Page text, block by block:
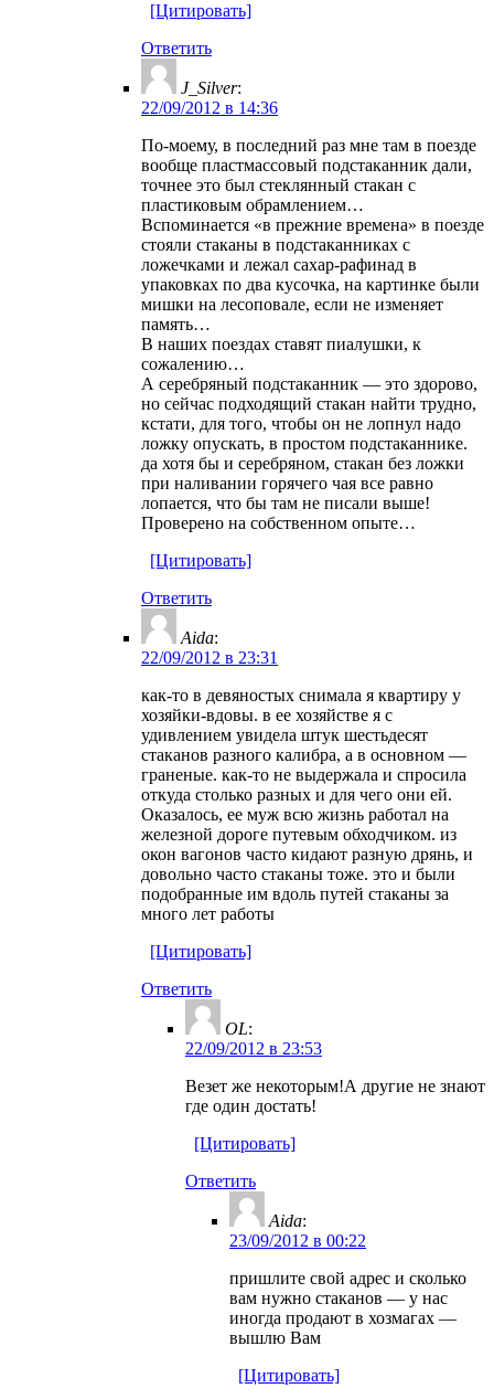
[Цитировать]
Ответить
J_Silver:
22/09/2012 в 14:36
По-моему, в последний раз мне там в поезде
вообще пластмассовый подстаканник дали,
точнее это был стеклянный стакан с
пластиковым обрамлением…
Вспоминается «в прежние времена» в поезде
стояли стаканы в подстаканниках с
ложечками и лежал сахар-рафинад в
упаковках по два кусочка, на картинке были
мишки на лесоповале, если не изменяет
память…
В наших поездах ставят пиалушки, к
сожалению…
А серебряный подстаканник — это здорово,
но сейчас подходящий стакан найти трудно,
кстати, для того, чтобы он не лопнул надо
ложку опускать, в простом подстаканнике.
да хотя бы и серебряном, стакан без ложки
при наливании горячего чая все равно
лопается, что бы там не писали выше!
Проверено на собственном опыте…
[Цитировать]
Ответить
Aida:
22/09/2012 в 23:31
как-то в девяностых снимала я квартиру у
хозяйки-вдовы. в ее хозяйстве я с
удивлением увидела штук шестьдесят
стаканов разного калибра, а в основном —
граненые. как-то не выдержала и спросила
откуда столько разных и для чего они ей.
Оказалось, ее муж всю жизнь работал на
железной дороге путевым обходчиком. из
окон вагонов часто кидают разную дрянь, и
довольно часто стаканы тоже. это и были
подобранные им вдоль путей стаканы за
много лет работы
[Цитировать]
Ответить
OL:
22/09/2012 в 23:53
Везет же некоторым!А другие не знают
где один достать!
[Цитировать]
Ответить
Aida:
23/09/2012 в 00:22
пришлите свой адрес и сколько
вам нужно стаканов — у нас
иногда продают в хозмагах —
вышлю Вам
[Цитировать]